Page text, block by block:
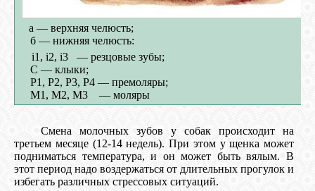
а — верхняя челюсть;
б — нижняя челюсть:
i1 , i2, i3 — резцовые зубы;
С — клыки;
Р1 , Р2, P3, Р4 — премоляры;
М1 , М2, М3 — моляры
Смена молочных зубов у собак происходит на
третьем месяце (12-14 недель). При этом у щенка может
подниматься температура, и он может быть вялым. В
этот период надо воздержаться от длительных прогулок и
избегать различных стрессовых ситуаций.